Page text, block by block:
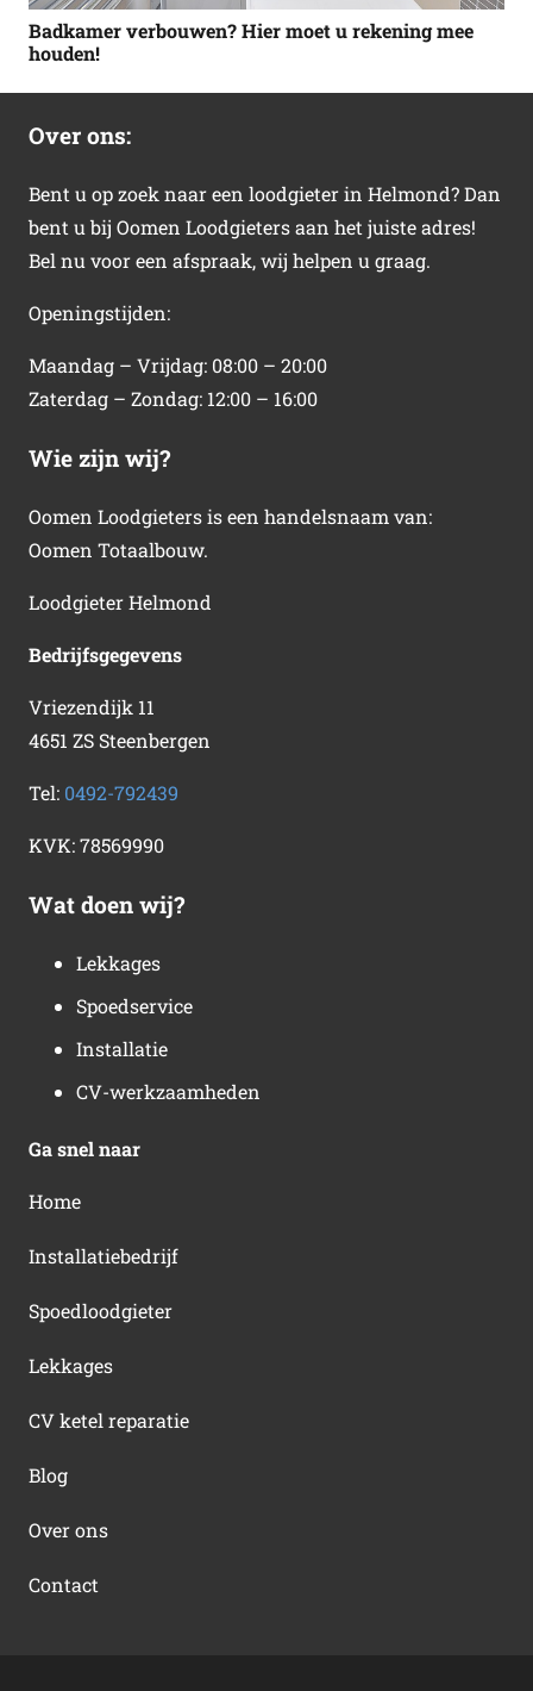
Badkamer verbouwen? Hier moet u rekening mee
houden!
Over ons:
Bent u op zoek naar een loodgieter in Helmond? Dan
bent u bij Oomen Loodgieters aan het juiste adres!
Bel nu voor een afspraak, wij helpen u graag.
Openingstijden:
Maandag – Vrijdag: 08:00 – 20:00
Zaterdag – Zondag: 12:00 – 16:00
Wie zijn wij?
Oomen Loodgieters is een handelsnaam van:
Oomen Totaalbouw.
Loodgieter Helmond
Bedrijfsgegevens
Vriezendijk 11
4651 ZS Steenbergen
Tel: 0492-792439
KVK:78569990
Wat doen wij?
Lekkages
Spoedservice
Installatie
CV-werkzaamheden
Ga snel naar
Home
Installatiebedrijf
Spoedloodgieter
Lekkages
CV ketel reparatie
Blog
Over ons
Contact